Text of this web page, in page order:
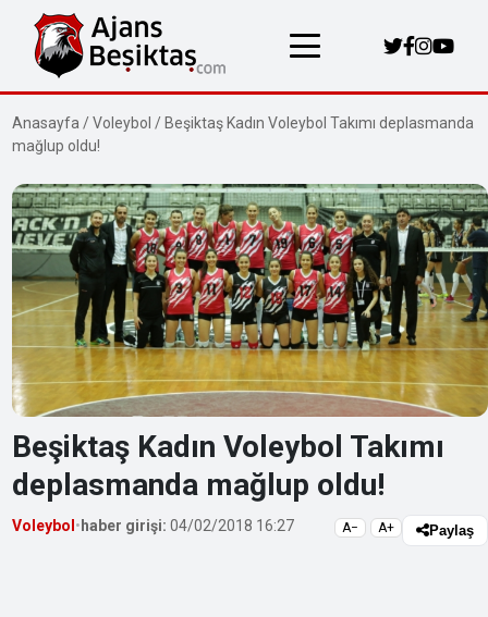
Anasayfa /Voleybol / Beşiktaş Kadın Voleybol Takımı deplasmanda
mağlup oldu!
Beşiktaş Kadın Voleybol Takımı
deplasmanda mağlup oldu!
Voleybol • haber girişi: 04/02/2018 16:27 A− A+ Paylaş